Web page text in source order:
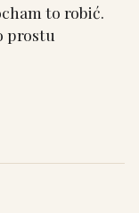
to robić.
prostu